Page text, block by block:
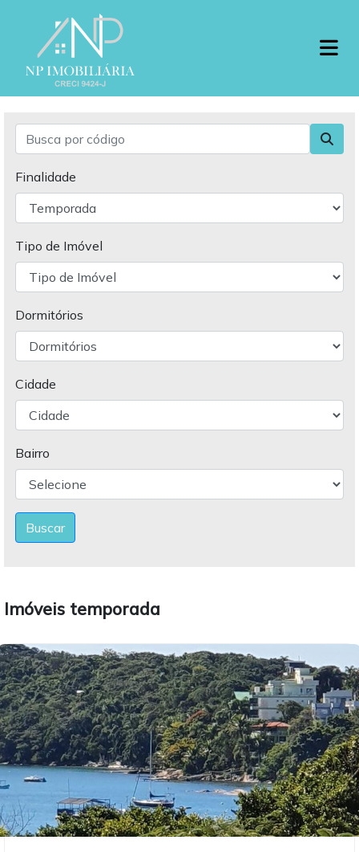
Finalidade
Tipo de Imóvel
Dormitórios
Cidade
Bairro
Buscar
Imóveis temporada